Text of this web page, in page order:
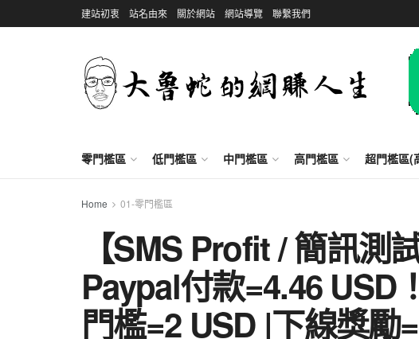
建站初衷 站名由來 關於網站 網站導覽 聯繫我們
零門檻區 低門檻區 中門檻區 高門檻區 超門檻區(
Home 01-零門檻區
【SMS Profit / 簡訊測
Paypal付款=4.46 USD
門檻=2 USD |下線獎勵